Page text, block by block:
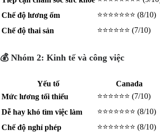
Chế độ lương ốm
⭐⭐⭐⭐⭐⭐⭐ (8/10)
Chế độ thai sản
⭐⭐⭐⭐⭐⭐ (7/10)
💰 Nhóm 2: Kinh tế và công việc
Yếu tố Canada
Mức lương tối thiểu
⭐⭐⭐⭐⭐⭐ (7/10)
Dễ hay khó tìm việc làm
⭐⭐⭐⭐⭐⭐⭐ (8/10)
Chế độ nghỉ phép
⭐⭐⭐⭐⭐⭐⭐ (8/10)